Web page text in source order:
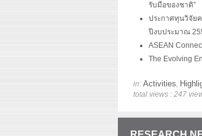
รับมือของชาติ”
ประกาศทุนวิจัยค
ปีงบประมาณ
ASEAN
The Evolving
in: Activities,
total views : 247